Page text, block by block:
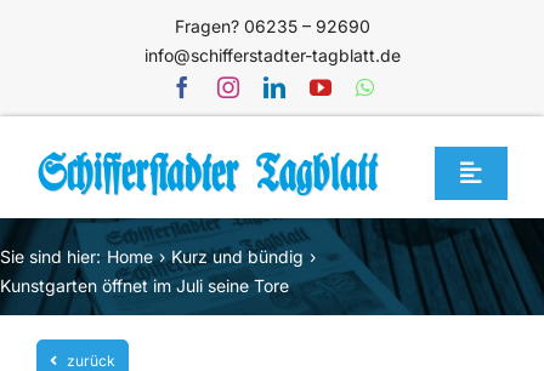
Fragen? 06235 – 92690
info@schifferstadter-tagblatt.de
Toggle
Home
Themen
Blog
Sie sind hier: Home
Kurz und bündig
Kunstgarten öffnet im Juli seine Tore
zurück